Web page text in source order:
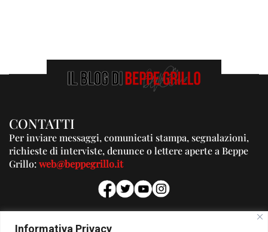
Informativa Privacy
CONTATTI
Per inviare messaggi, comunicati stampa, segnalazioni,
richieste di interviste, denunce o lettere aperte a Beppe
Grillo:web@beppegrillo.it
PUBBLICITA'